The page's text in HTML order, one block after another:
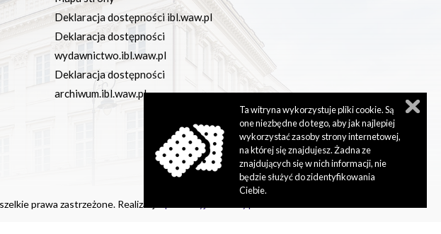
Deklaracja dostępności ibl.waw.pl
Deklaracja dostępności
wydawnictwo.ibl.waw.pl
Deklaracja dostępności
archiwum.ibl.waw.pl
prawa zastrzeżone. Realizacja:
Ta witryna wykorzystuje pliki cookie. Są
one niezbędne do tego, aby jak najlepiej
wykorzystać zasoby strony internetowej,
na której się znajdujesz. Żadna ze
znajdujących się w nich informacji, nie
będzie służyć do zidentyfikowania
Ciebie.